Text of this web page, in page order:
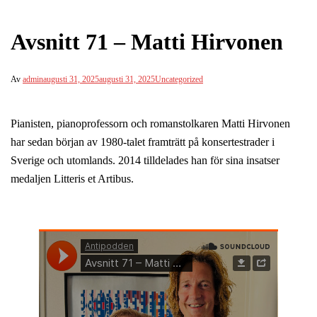
Avsnitt 71 – Matti Hirvonen
Av adminaugusti 31, 2025augusti 31, 2025Uncategorized
Pianisten, pianoprofessorn och romanstolkaren Matti Hirvonen
har sedan början av 1980-talet framträtt på konsertestrader i
Sverige och utomlands. 2014 tilldelades han för sina insatser
medaljen Litteris et Artibus.